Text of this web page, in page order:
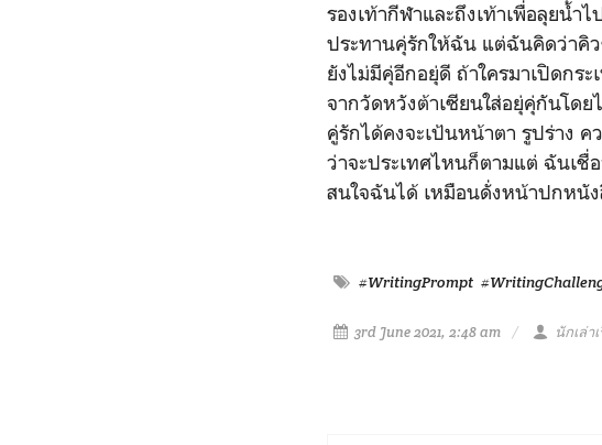
รองเท้ากีฬาและถึงเท้าเพื่อลุยน้ำ
ประทานคุ่รักให้ฉัน แต่ฉันคิดว่าคิ
ยังไม่มีคุ่อีกอยุ่ดี ถ้าใครมาเปิดกร
จากวัดหวังต้าเซียนใส่อยุ่คุ่กันโด
คู่รักได้คงจะเป้นหน้าตา รูปร่าง
ว่าจะประเทศไหนก็ตามแต่ ฉันเ
สนใจฉันได้ เหมือนดั่งหน้าปกหนั
#WritingPrompt
3rd June 2021, 2:48 am นักเล่า